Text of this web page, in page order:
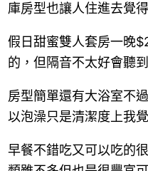
庫房型也讓人住進去覺
假日甜蜜雙人套房一晚
的，但隔音不太好會聽
房型簡單還有大浴室不
以泡澡只是清潔度上我
早餐不錯吃又可以吃的